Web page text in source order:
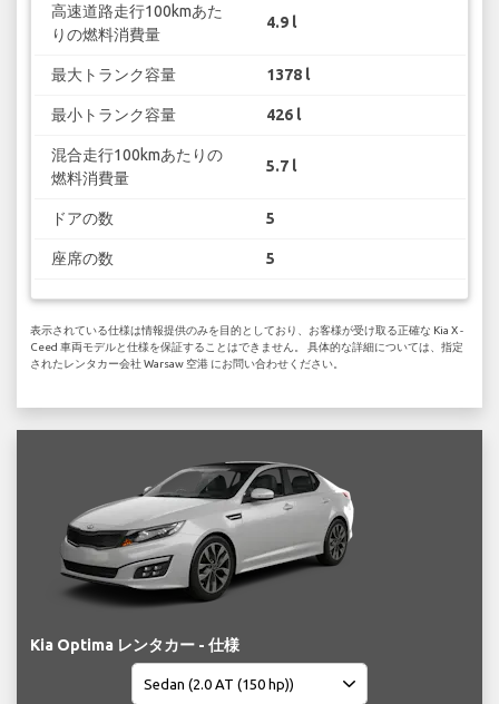
高速道路走行100kmあた
りの燃料消費量
4.9 l
最大トランク容量 1378 l
最小トランク容量 426 l
混合走行100kmあたりの
燃料消費量
5.7 l
ドアの数 5
座席の数 5
表示されている仕様は情報提供のみを目的としており、お客様が受け取る正確な Kia X -
Ceed 車両モデルと仕様を保証することはできません。 具体的な詳細については、指定
されたレンタカー会社 Warsaw 空港 にお問い合わせください。
Kia Optima レンタカー - 仕様